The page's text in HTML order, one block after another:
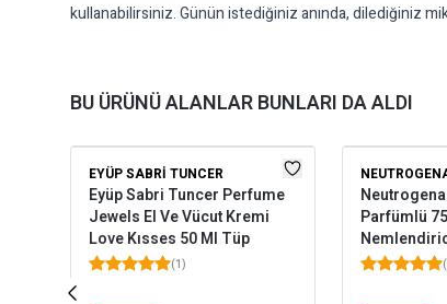
kullanabilirsiniz. Günün istediğiniz anında, dilediğiniz
BU ÜRÜNÜ ALANLAR BUNLARI DA ALDI
EYÜP SABRI TUNCER
Eyüp Sabri Tuncer Perfume
Jewels El Ve Vücut Kremi
Love Kısses 50 Ml Tüp
(1)
Parfümlü
(